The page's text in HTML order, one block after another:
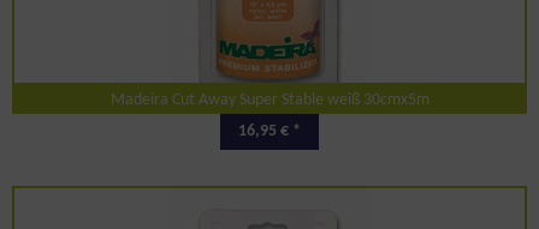
Madeira Cut Away Super Stable weiß 30cmx5m
16,95 € *